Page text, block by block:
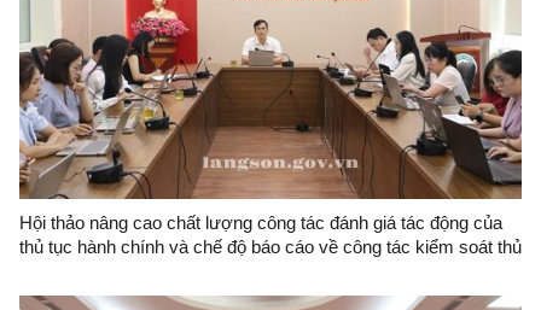
Hội thảo nâng cao chất lượng công tác đánh giá tác động của
thủ tục hành chính và chế độ báo cáo về công tác kiểm soát thủ